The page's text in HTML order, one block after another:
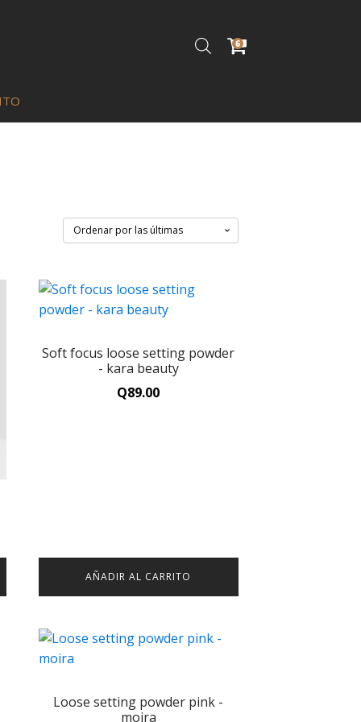
6
MY BFF MATTE
1 ×
Creations Coquette Pink
Brow Pomade Warm
Brown - L.a. Girl
1 ×
Soft focus loose setting powder
- kara beauty
Q89.00
AÑADIR AL CARRITO
Loose setting powder pink -
moira